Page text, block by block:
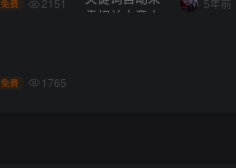
免费 2151 5年前
免费 1765